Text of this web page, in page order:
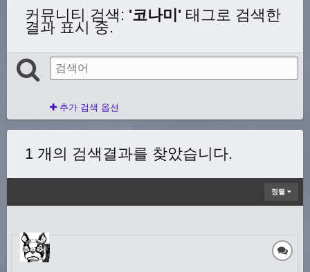
커뮤니티 검색 : '코나미' 태그로 검색한
결과 표시 중.
추가 검색 옵션
1 개의 검색결과를 찾았습니다.
정렬